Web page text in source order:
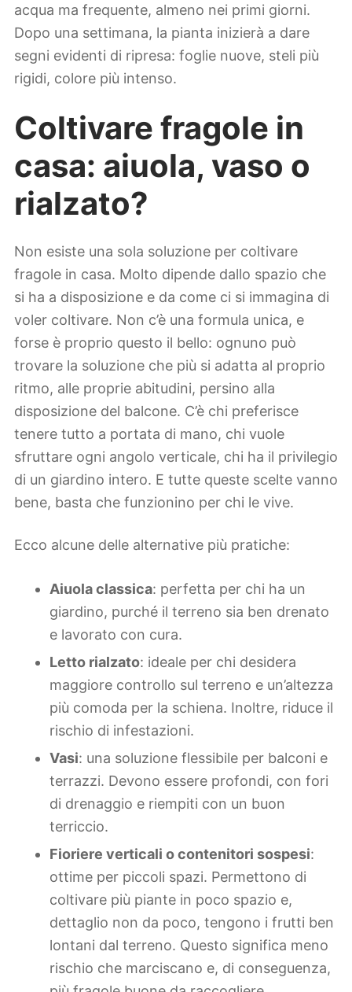
acqua ma frequente, almeno nei primi giorni.
Dopo una settimana, la pianta inizierà a dare
segni evidenti di ripresa: foglie nuove, steli più
rigidi, colore più intenso.
Coltivare fragole in
casa: aiuola, vaso o
rialzato?
Non esiste una sola soluzione per coltivare
fragole in casa. Molto dipende dallo spazio che
si ha a disposizione e da come ci si immagina di
voler coltivare. Non c’è una formula unica, e
forse è proprio questo il bello: ognuno può
trovare la soluzione che più si adatta al proprio
ritmo, alle proprie abitudini, persino alla
disposizione del balcone. C’è chi preferisce
tenere tutto a portata di mano, chi vuole
sfruttare ogni angolo verticale, chi ha il privilegio
di un giardino intero. E tutte queste scelte vanno
bene, basta che funzionino per chi le vive.
Ecco alcune delle alternative più pratiche:
Aiuola classica: perfetta per chi ha un
giardino, purché il terreno sia ben drenato
e lavorato con cura.
Letto rialzato: ideale per chi desidera
maggiore controllo sul terreno e un’altezza
più comoda per la schiena. Inoltre, riduce il
rischio di infestazioni.
Vasi: una soluzione flessibile per balconi e
terrazzi. Devono essere profondi, con fori
di drenaggio e riempiti con un buon
terriccio.
Fioriere verticali o contenitori sospesi:
ottime per piccoli spazi. Permettono di
coltivare più piante in poco spazio e,
dettaglio non da poco, tengono i frutti ben
lontani dal terreno. Questo significa meno
rischio che marciscano e, di conseguenza,